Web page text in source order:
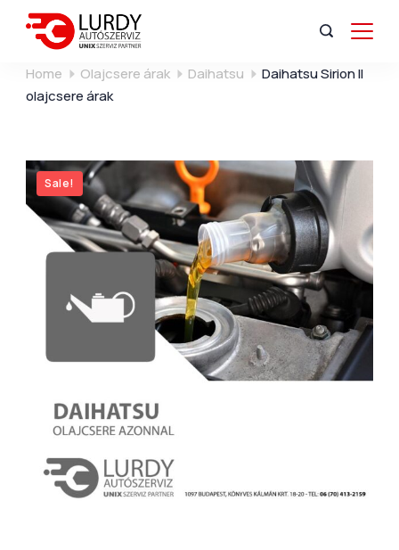
Home Olajcsere árak Daihatsu
Daihatsu Sirion II
olajcsere árak
Sale!